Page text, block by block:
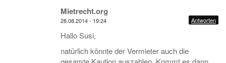
Mietrecht.org
28.08.2014 - 19:24 Antworten
Hallo Susi,
natürlich könnte der Vermieter auch die